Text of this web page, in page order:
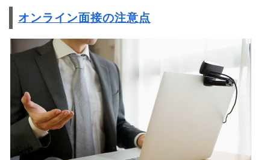
オンライン面接の注意点